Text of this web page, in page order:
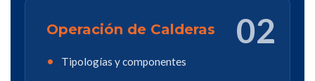
02
Operación de Calderas
Tipologías y componentes